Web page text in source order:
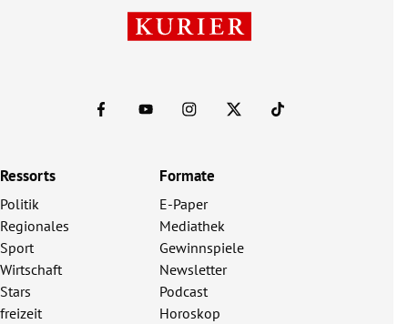
Ressorts
Politik
Regionales
Sport
Wirtschaft
Stars
freizeit
Formate
E-Paper
Mediathek
Gewinnspiele
Newsletter
Podcast
Horoskop